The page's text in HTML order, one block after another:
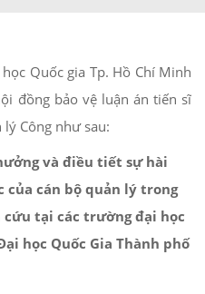
Quốc gia Tp. Hồ Chí Minh
đồng bảo vệ luận án tiến sĩ
lý Công như sau:
và điều tiết sự hài
của cán bộ quản lý trong
cứu tại các trường đại học
học Quốc Gia Thành phố